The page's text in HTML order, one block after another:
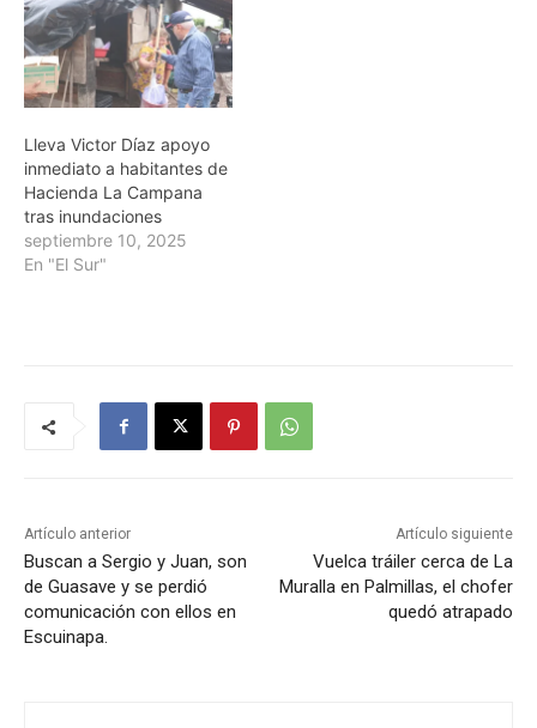
Lleva Victor Díaz apoyo
inmediato a habitantes de
Hacienda La Campana
tras inundaciones
septiembre 10, 2025
En "El Sur"
Artículo anterior
Buscan a Sergio y Juan, son
de Guasave y se perdió
comunicación con ellos en
Escuinapa.
Artículo siguiente
Vuelca tráiler cerca de La
Muralla en Palmillas, el chofer
quedó atrapado